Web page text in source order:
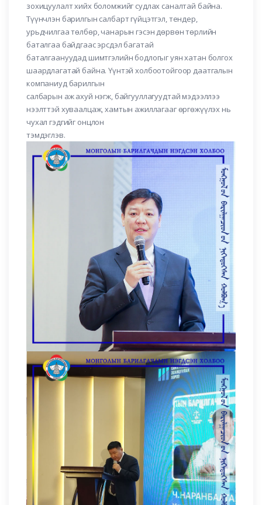
зохицуулалт хийх боломжийг судлах саналтай байна.
Түүнчлэн барилгын салбарт гүйцэтгэл, тендер,
урьдчилгаа төлбөр, чанарын гэсэн дөрвөн төрлийн
баталгаа байдгаас эрсдэл багатай
баталгаануудад шимтгэлийн бодлогыг уян хатан болгох
шаардлагатай байна. Үүнтэй холбоотойгоор даатгалын
компаниуд барилгын
салбарын аж ахуй нэгж, байгууллагуудтай мэдээллээ
нээлттэй хуваалцаж, хамтын ажиллагааг өргөжүүлэх нь
чухал гэдгийг онцлон
тэмдэглэв.